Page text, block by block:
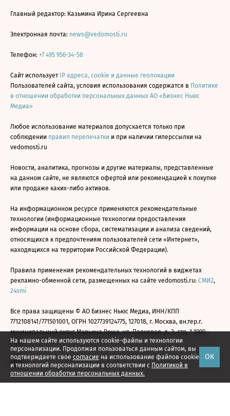
На нашем сайте используются cookie-файлы и технологии
персонализации. Продолжая пользоваться данным сайтом, вы
подтверждаете свое согласие на использование файлов cookie
и технологий персонализации в соответствии с Политикой в
отношении обработки персональных данных.
ОК
Главный редактор: Казьмина Ирина Сергеевна
Электронная почта: news@vedomosti.ru
Телефон: +7 495 956-34-58
Сайт использует IP адреса, cookie и данные геолокации
Пользователей сайта, условия использования содержатся в Политике
в отношении обработки персональных данных АО «Бизнес Ньюс
Медиа»
Любое использование материалов допускается только при
соблюдении правил перепечатки и при наличии гиперссылки на
vedomosti.ru
Новости, аналитика, прогнозы и другие материалы, представленные
на данном сайте, не являются офертой или рекомендацией к покупке
или продаже каких-либо активов.
На информационном ресурсе применяются рекомендательные
технологии (информационные технологии предоставления
информации на основе сбора, систематизации и анализа сведений,
относящихся к предпочтениям пользователей сети «Интернет»,
находящихся на территории Российской Федерации).
Правила применения рекомендательных технологий в виджетах
рекламно-обменной сети, размещенных на сайте vedomosti.ru: СМИ2,
24smi
Все права защищены © АО Бизнес Ньюс Медиа, ИНН/КПП
7712108141/771501001, ОГРН 1027739124775, 127018, г. Москва, вн.тер.г.
муниципальный округ Марьина Роща, ул. Полковая, д. 3, стр. 1 1999—
2026